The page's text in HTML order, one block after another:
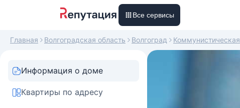
Все сервисы
Главная Волгоградская область Волгоград Коммунистическая
Информация о доме
Квартиры по адресу